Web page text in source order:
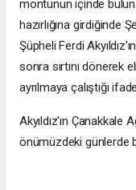
montunun içinde
hazırlığına girdiğinde
Şüpheli Ferdi
sonra sırtını dönerek
ayrılmaya çalıştığı
Akyıldız'ın Çanakkale
önümüzdeki günlerde